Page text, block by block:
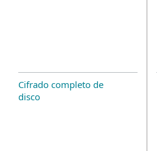
Cifrado completo de
disco